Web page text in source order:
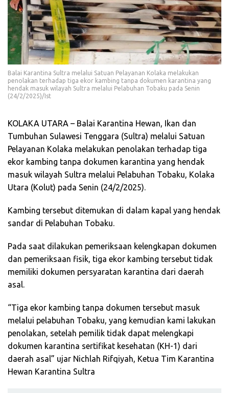
Balai Karantina Sultra melalui Satuan Pelayanan Kolaka melakukan
penolakan terhadap tiga ekor kambing tanpa dokumen karantina yang
hendak masuk wilayah Sultra melalui Pelabuhan Tobaku pada Senin
(24/2/2025)/Ist
KOLAKA UTARA – Balai Karantina Hewan, Ikan dan
Tumbuhan Sulawesi Tenggara (Sultra) melalui Satuan
Pelayanan Kolaka melakukan penolakan terhadap tiga
ekor kambing tanpa dokumen karantina yang hendak
masuk wilayah Sultra melalui Pelabuhan Tobaku, Kolaka
Utara (Kolut) pada Senin (24/2/2025).
Kambing tersebut ditemukan di dalam kapal yang hendak
sandar di Pelabuhan Tobaku.
Pada saat dilakukan pemeriksaan kelengkapan dokumen
dan pemeriksaan fisik, tiga ekor kambing tersebut tidak
memiliki dokumen persyaratan karantina dari daerah
asal.
“Tiga ekor kambing tanpa dokumen tersebut masuk
melalui pelabuhan Tobaku, yang kemudian kami lakukan
penolakan, setelah pemilik tidak dapat melengkapi
dokumen karantina sertifikat kesehatan (KH-1) dari
daerah asal” ujar Nichlah Rifqiyah, Ketua Tim Karantina
Hewan Karantina Sultra